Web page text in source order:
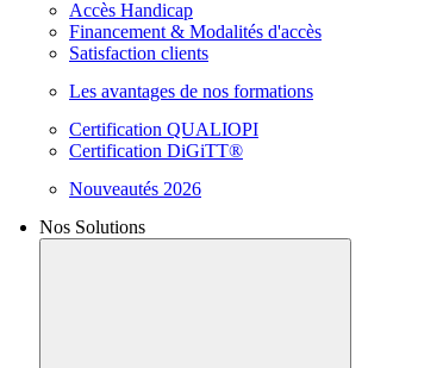
Accès Handicap
Financement & Modalités d'accès
Satisfaction clients
Les avantages de nos formations
Certification QUALIOPI
Certification DiGiTT®
Nouveautés 2026
Nos Solutions